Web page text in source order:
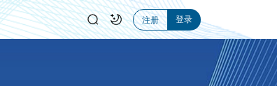
注册 登录